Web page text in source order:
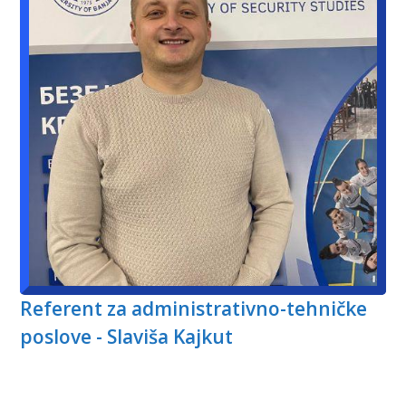
Referent za administrativno-tehničke
poslove - Slaviša Kajkut